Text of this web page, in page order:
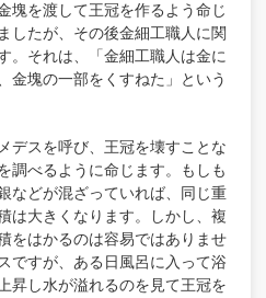
塊を渡して王冠を作るよう命じ
したが、その後金細工職人に関
。それは、「金細工職人は金に
金塊の一部をくすねた」という
デスを呼び、王冠を壊すことな
調べるように命じます。もしも
などが混ざっていれば、同じ重
は大きくなります。しかし、複
をはかるのは容易ではありませ
ですが、ある日風呂に入って浴
昇し水が溢れるのを見て王冠を